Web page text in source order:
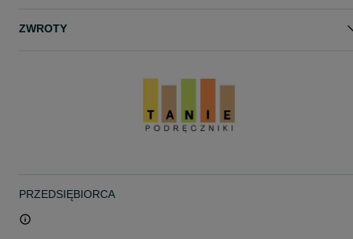
Autor: Roman Malarz, Marek Więckowski
ZWROTY
PRZEDSIĘBIORCA